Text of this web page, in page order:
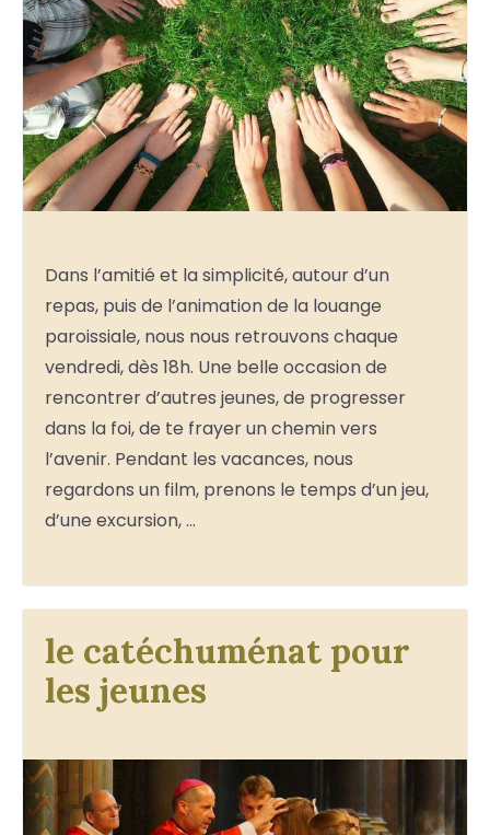
Dans l’amitié et la simplicité, autour d’un
repas, puis de l’animation de la louange
paroissiale, nous nous retrouvons chaque
vendredi, dès 18h. Une belle occasion de
rencontrer d’autres jeunes, de progresser
dans la foi, de te frayer un chemin vers
l’avenir. Pendant les vacances, nous
regardons un film, prenons le temps d’un jeu,
d’une excursion, …
le catéchuménat pour
les jeunes